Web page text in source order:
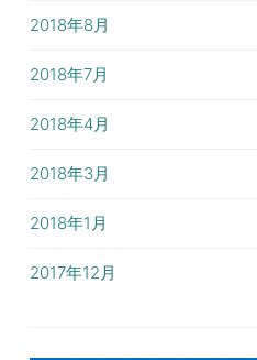
2018年8月
2018年7月
2018年4月
2018年3月
2018年1月
2017年12月